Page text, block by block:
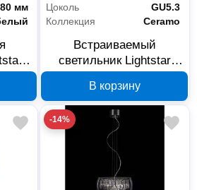
80 мм
Цоколь
GU5.3
Коллекция
Ceramo
Встраиваемый
светильник Lightstar
розовый
В корзину
-14%